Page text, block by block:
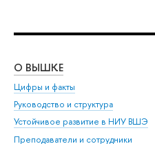
О ВЫШКЕ
Цифры и факты
Руководство и структура
Устойчивое развитие в НИУ ВШЭ
Преподаватели и сотрудники